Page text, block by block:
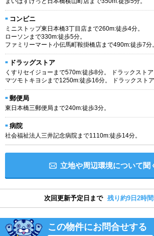
コンビニ
ミニストップ東日本橋3丁目店まで260m:徒歩4分。
ローソンまで330m:徒歩5分。
ファミリーマート小伝馬町鞍掛橋店まで490m:徒歩7分
ドラッグストア
くすりセイジョーまで570m:徒歩8分。 ドラックストア
マツモトキヨシまで1250m:徒歩16分。 ドラックストア
郵便局
東日本橋三郵便局まで240m:徒歩3分。
病院
社会福祉法人三井記念病院まで1110m:徒歩14分。
立地や周辺環境について聞
次回更新予定日まで 残り約9日2時
この物件にお問合せする